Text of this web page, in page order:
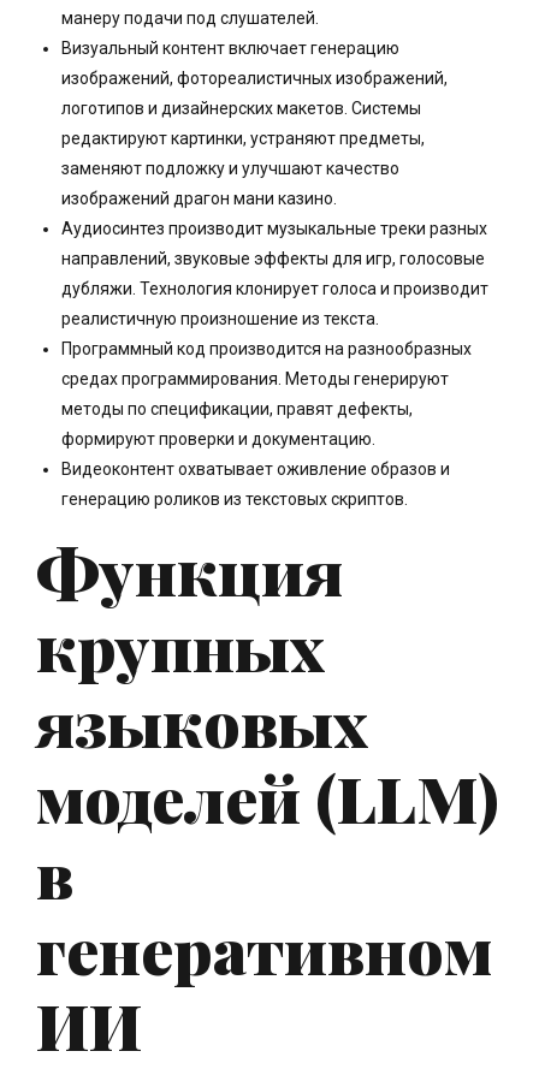
манеру подачи под слушателей.
Визуальный контент включает генерацию
изображений, фотореалистичных изображений,
логотипов и дизайнерских макетов. Системы
редактируют картинки, устраняют предметы,
заменяют подложку и улучшают качество
изображений драгон мани казино.
Аудиосинтез производит музыкальные треки разных
направлений, звуковые эффекты для игр, голосовые
дубляжи. Технология клонирует голоса и производит
реалистичную произношение из текста.
Программный код производится на разнообразных
средах программирования. Методы генерируют
методы по спецификации, правят дефекты,
формируют проверки и документацию.
Видеоконтент охватывает оживление образов и
генерацию роликов из текстовых скриптов.
Функция
крупных
языковых
моделей (LLM)
в
генеративном
ИИ